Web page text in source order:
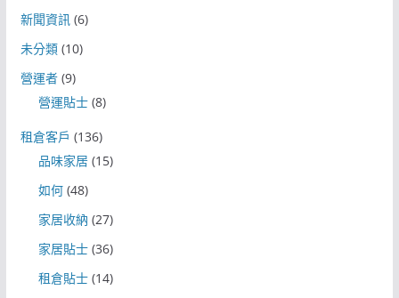
新聞資訊(6)
未分類(10)
營運者(9)
營運貼士(8)
租倉客戶 (136)
品味家居(15)
如何(48)
家居收納 (27)
家居貼士(36)
租倉貼士(14)